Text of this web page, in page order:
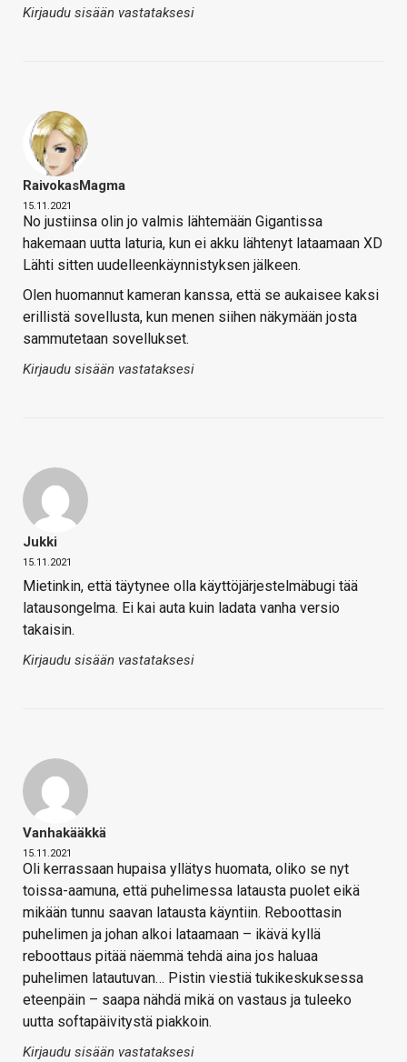
Kirjaudu sisään vastataksesi
RaivokasMagma
15.11.2021
No justiinsa olin jo valmis lähtemään Gigantissa
hakemaan uutta laturia, kun ei akku lähtenyt lataamaan XD
Lähti sitten uudelleenkäynnistyksen jälkeen.
Olen huomannut kameran kanssa, että se aukaisee kaksi
erillistä sovellusta, kun menen siihen näkymään josta
sammutetaan sovellukset.
Kirjaudu sisään vastataksesi
Jukki
15.11.2021
Mietinkin, että täytynee olla käyttöjärjestelmäbugi tää
latausongelma. Ei kai auta kuin ladata vanha versio
takaisin.
Kirjaudu sisään vastataksesi
Vanhakääkkä
15.11.2021
Oli kerrassaan hupaisa yllätys huomata, oliko se nyt
toissa-aamuna, että puhelimessa latausta puolet eikä
mikään tunnu saavan latausta käyntiin. Reboottasin
puhelimen ja johan alkoi lataamaan – ikävä kyllä
reboottaus pitää näemmä tehdä aina jos haluaa
puhelimen latautuvan… Pistin viestiä tukikeskuksessa
eteenpäin – saapa nähdä mikä on vastaus ja tuleeko
uutta softapäivitystä piakkoin.
Kirjaudu sisään vastataksesi